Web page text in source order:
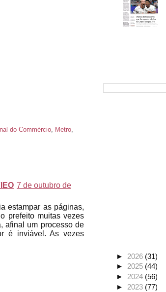
do Commércio Metro
7 de outubro de
estampar as páginas,
prefeito muitas vezes
afinal um processo de
é inviável. As vezes
► 2026 (31)
► 2025 (44)
► 2024 (56)
► 2023 (77)